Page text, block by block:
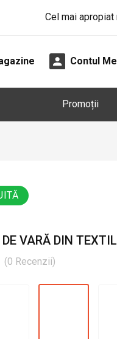
Cel mai apropiat
Contul
Promoții
VARĂ DIN
(0 Recenzii)